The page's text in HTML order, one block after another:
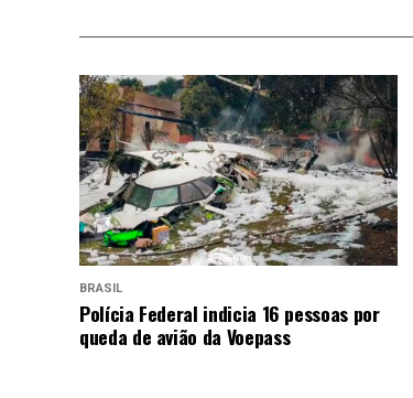
BRASIL
Polícia Federal indicia 16 pessoas por
queda de avião da Voepass